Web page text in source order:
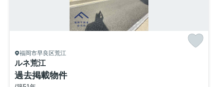
福岡市早良区荒江
ルネ荒江
過去掲載物件